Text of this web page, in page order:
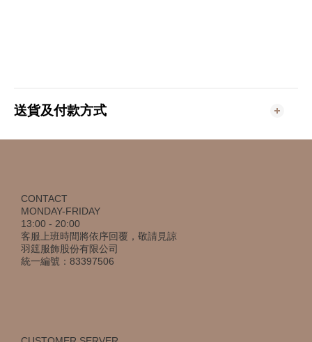
送貨及付款方式
CONTACT
MONDAY-FRIDAY
13:00 - 20:00
客服上班時間將依序回覆，敬請見諒
羽筳服飾股份有限公司
統一編號：83397506